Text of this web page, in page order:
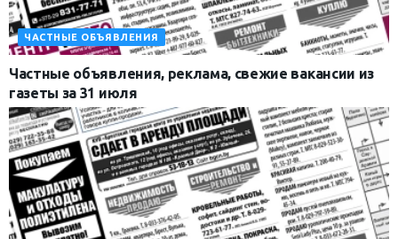
ЧАСТНЫЕ ОБЪЯВЛЕНИЯ
Частные объявления, реклама, свежие вакансии из
газеты за 31 июля